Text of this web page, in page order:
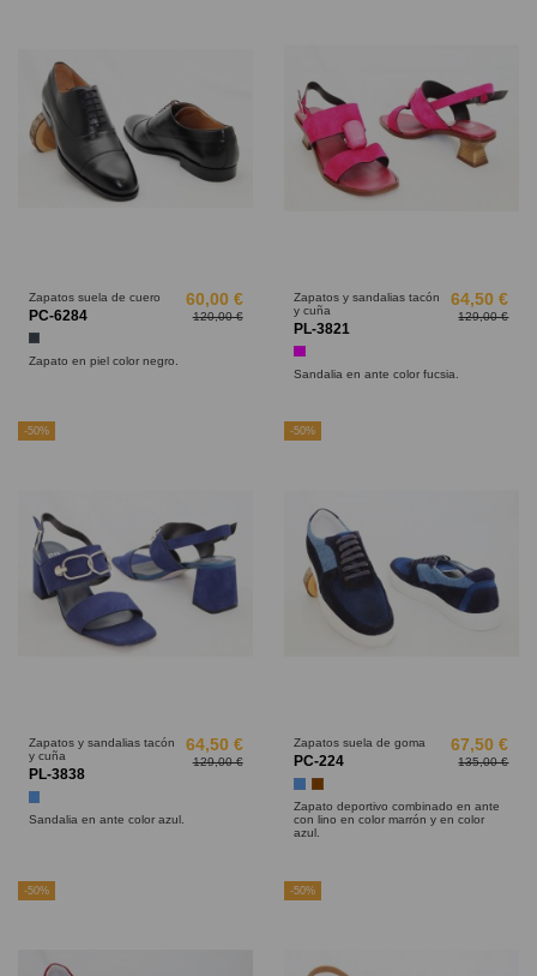
Zapatos suela de cuero
PC-6284
Negro
60,00 €
120,00 €
Zapato en piel color negro.
Zapatos y sandalias tacón
y cuña
PL-3821
Fucsia
64,50 €
129,00 €
Sandalia en ante color fucsia.
-50%
Zapatos y sandalias tacón
y cuña
PL-3838
Azul
64,50 €
129,00 €
Sandalia en ante color azul.
-50%
Zapatos suela de goma
PC-224
AzulMarrón
67,50 €
135,00 €
Zapato deportivo combinado en ante
con lino en color marrón y en color
azul.
-50% -50%